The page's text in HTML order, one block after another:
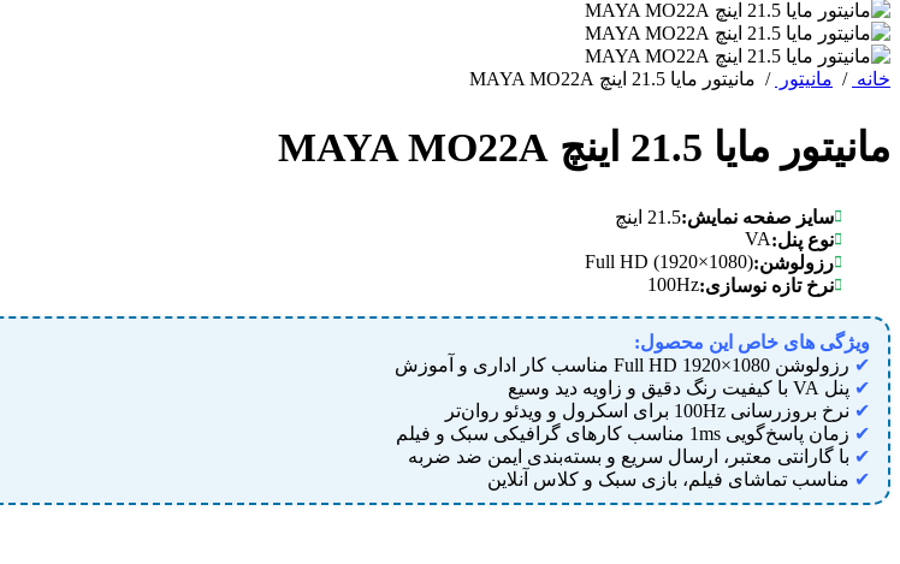
خانه / مانیتور / مانیتور مایا 21.5 اینچ MAYA MO22A
مانیتور مایا 21.5 اینچ MAYA MO22A
سایز صفحه نمایش:21.5 اینچ
نوع پنل:VA
رزولوشن:Full HD (1920×1080)
نرخ تازه نوسازی:100Hz
ویژگی های خاص این محصول:
✔ رزولوشن Full HD 1920×1080 مناسب کار اداری و آموزش
✔ پنل VA با کیفیت رنگ دقیق و زاویه دید وسیع
✔ نرخ بروزرسانی 100Hz برای اسکرول و ویدئو روان‌تر
✔ زمان پاسخ‌گویی 1ms مناسب کارهای گرافیکی سبک و فیلم
✔ با گارانتی معتبر، ارسال سریع و بسته‌بندی ایمن ضد ضربه
✔ مناسب تماشای فیلم، بازی سبک و کلاس آنلاین